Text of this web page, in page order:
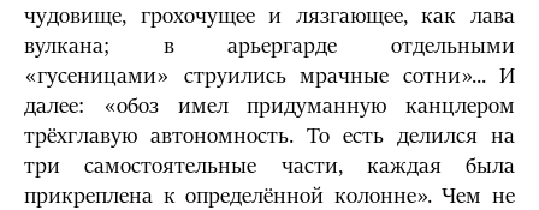
чудовище, грохочущее и лязгающее, как лава
вулкана; в арьергарде отдельными
«гусеницами» струились мрачные сотни»... И
далее: «обоз имел придуманную канцлером
трёхглавую автономность. То есть делился на
три самостоятельные части, каждая была
прикреплена к определённой колонне». Чем не